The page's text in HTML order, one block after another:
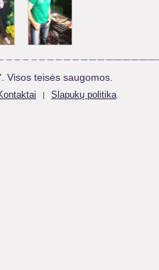
Visos teisės saugomos.
| Slapukų politika